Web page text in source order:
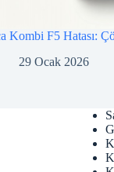
Kombi F5 Hatası:
29 Ocak 2026